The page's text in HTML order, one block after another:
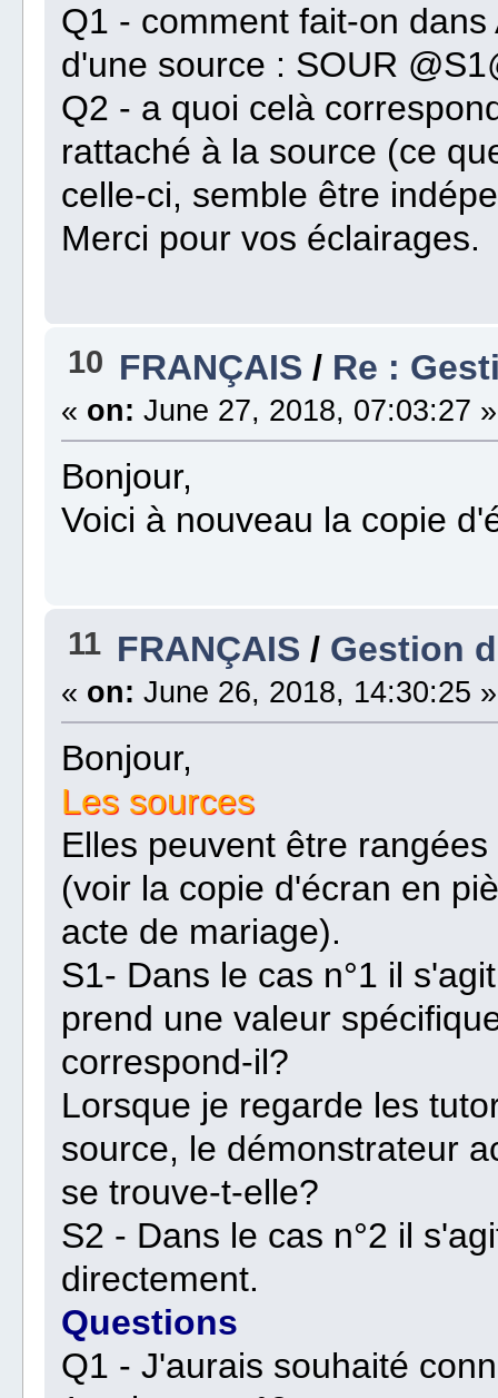
Q1 - comment fait-on
d'une source : SOUR
Q2 - a quoi celà
rattaché à la source (ce
celle-ci, semble être
Merci pour vos éclairages.
10 FRANÇAIS / Re :
« on: June 27, 2018, 07:03:27 »
Bonjour,
Voici à nouveau la copie
11 FRANÇAIS / Gestion
« on: June 26, 2018, 14:30:25 »
Bonjour,
Les sources
Elles peuvent être
(voir la copie d'écran en
acte de mariage).
S1- Dans le cas n°1 il
prend une valeur
correspond-il?
Lorsque je regarde les
source, le démonstrateur
se trouve-t-elle?
S2 - Dans le cas n°2 il
directement.
Questions
Q1 - J'aurais souhaité